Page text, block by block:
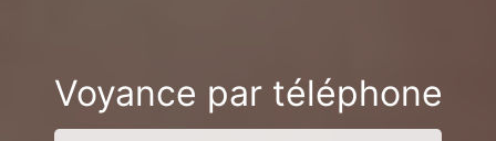
Voyance par téléphone